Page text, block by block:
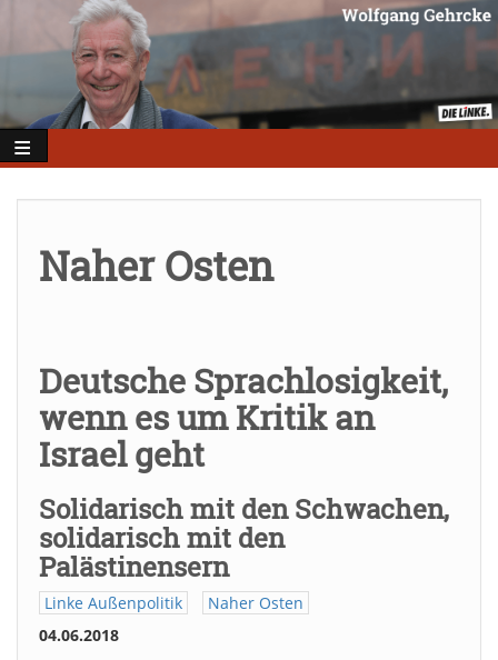
Inhalt
Naher Osten
Deutsche Sprachlosigkeit,
wenn es um Kritik an
Israel geht
Solidarisch mit den Schwachen,
solidarisch mit den
Palästinensern
Linke Außenpolitik
Naher Osten
04.06.2018